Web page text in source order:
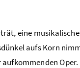
eine
aufs Korn
Oper.